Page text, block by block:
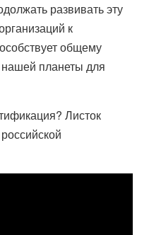
развивать эту
к
общему
планеты для
Листок